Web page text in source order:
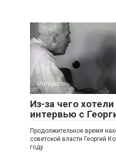
Интересы
Из-за чего
интервью с
Продолжительное время
советской власти Георгий
году